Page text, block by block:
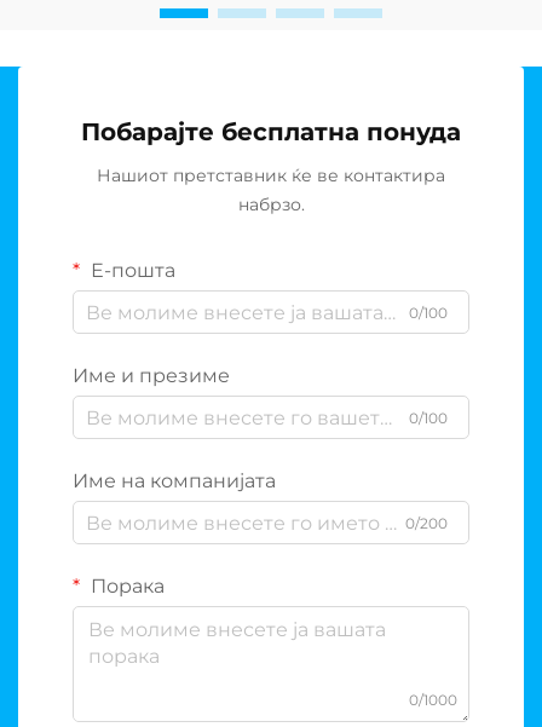
Побарајте бесплатна понуда
Нашиот претставник ќе ве контактира
набрзо.
Е-пошта
0/100
Име и презиме
0/100
Име на компанијата
0/200
Порака
0/1000